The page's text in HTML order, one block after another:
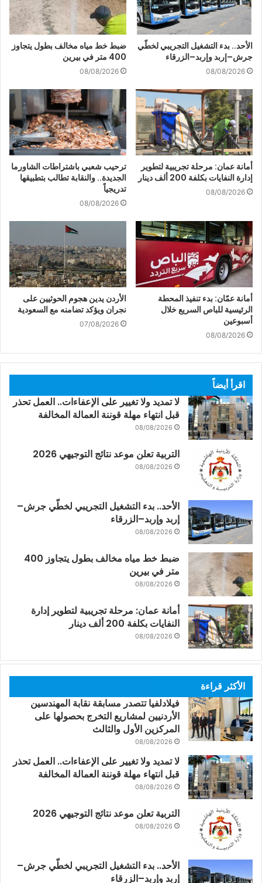
الأحد.. بدء التشغيل التجريبي لخطّي
جرش–إربد وإربد–الزرقاء
08/08/2026
ضبط خط مياه مخالف بطول يتجاوز
400 متر في بيرين
08/08/2026
أمانة عمان: مرحلة تجريبية لتطوير
إدارة النفايات بكلفة 200 ألف دينار
08/08/2026
ترحيب شعبي باشتراطات الشاورما
الجديدة.. والنقابة تطالب بتطبيقها
تدريجياً
08/08/2026
أمانة عمّان: بدء تنفيذ المحطة
الرئيسية للباص السريع خلال
أسبوعين
08/08/2026
الأردن يدين هجوم الحوثيين على
نجران ويؤكد تضامنه مع السعودية
07/08/2026
اقرأ أيضاً
لا تمديد ولا تغيير على الإعفاءات.. العمل تحذر
قبل انتهاء مهلة قوننة العمالة المخالفة
08/08/2026
التربية تعلن موعد نتائج التوجيهي 2026
08/08/2026
الأحد.. بدء التشغيل التجريبي لخطّي جرش–
إربد وإربد–الزرقاء
08/08/2026
ضبط خط مياه مخالف بطول يتجاوز 400
متر في بيرين
08/08/2026
أمانة عمان: مرحلة تجريبية لتطوير إدارة
النفايات بكلفة 200 ألف دينار
08/08/2026
الأكثر قراءة
فيلادلفيا تتصدر مسابقة نقابة المهندسين
الأردنيين لمشاريع التخرج بحصولها على
المركزين الأول والثالث
08/08/2026
لا تمديد ولا تغيير على الإعفاءات.. العمل تحذر
قبل انتهاء مهلة قوننة العمالة المخالفة
08/08/2026
التربية تعلن موعد نتائج التوجيهي 2026
08/08/2026
الأحد.. بدء التشغيل التجريبي لخطّي جرش–
إربد وإربد–الزرقاء